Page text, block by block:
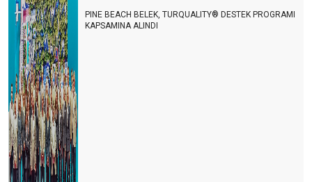
PINE BEACH BELEK, TURQUALITY® DESTEK PROGRAMI
KAPSAMINA ALINDI